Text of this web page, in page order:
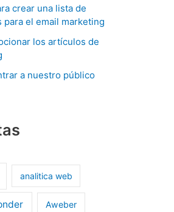
crear una lista de
para el email marketing
los artículos de
a nuestro público
analitica web
Aweber